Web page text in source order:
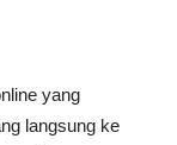
yang
langsung ke